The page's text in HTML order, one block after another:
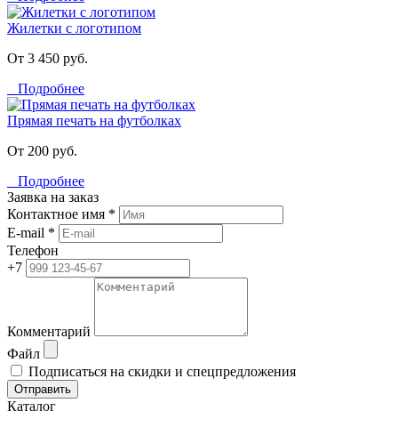
Жилетки с логотипом
От 3 450 руб.
Подробнее
Прямая печать на футболках
От 200 руб.
Подробнее
Заявка на заказ
Контактное имя *
E-mail *
Телефон
+7
Комментарий
Файл
Подписаться на скидки и спецпредложения
Отправить
Каталог